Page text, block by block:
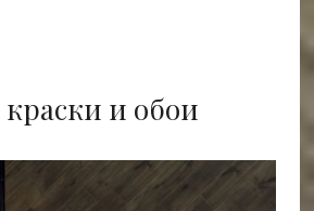
и обои